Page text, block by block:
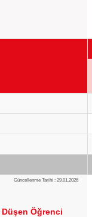
Güncellenme Tarihi : 29.01.2026
Düşen Öğrenci